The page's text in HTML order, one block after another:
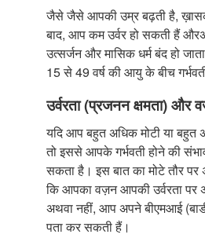
जैसे जैसे आपकी उम्र बढ़ती है,
बाद, आप कम उर्वर हो सकती हैं
उत्सर्जन और मासिक धर्म बंद हो
15 से 49 वर्ष की आयु के बीच
उर्वरता (प्रजनन क्षमता) और
यदि आप बहुत अधिक मोटी या बहुत
तो इससे आपके गर्भवती होने की
सकता है। इस बात का मोटे तौर
कि आपका वज़न आपकी उर्वरता
अथवा नहीं, आप अपने बीएमआई
पता कर सकती हैं।